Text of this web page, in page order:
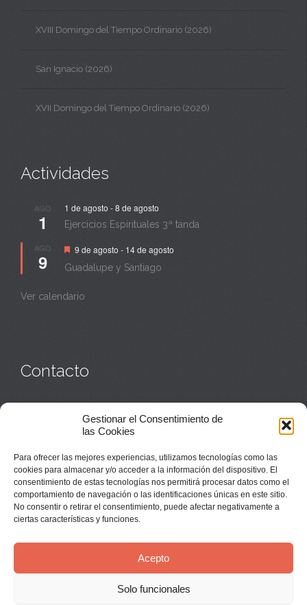
Gestionar el Consentimiento de
las Cookies
Para ofrecer las mejores experiencias, utilizamos tecnologías como las
cookies para almacenar y/o acceder a la información del dispositivo. El
consentimiento de estas tecnologías nos permitirá procesar datos como el
comportamiento de navegación o las identificaciones únicas en este sitio.
No consentir o retirar el consentimiento, puede afectar negativamente a
ciertas características y funciones.
Acepto
Solo funcionales
XVIII Domingo del Tiempo Ordinario (2026)
San Ignacio (2026)
XVII Domingo del Tiempo Ordinario (2026)
Actividades
AGO
1
1 de agosto -8 de agosto
Ejercicios Espirituales 3ª tanda
AGO
9
Destacado
9 de agosto - 14 de agosto
Guadalupe y Santiago
Ver calendario
Contacto
Casa de acogida:609 423 521o949 835 058
Parroquia y sacerdotes:949 835 111
Monasterio:monasterio@buenafuente.org
Información:informacion@buenafuente.org
Casa de acogida:
acogida@buenafuente.org
Ángel Moreno:angel@buenafuente.org
© Buenafuente del Sistal 2025 |